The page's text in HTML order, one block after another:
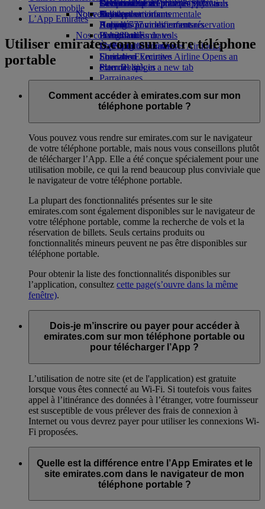
Boissons
Notre flotte
Boeing 777
L’A380 d’Emirates
L’A350 d’Emirates
Emirates Executive
Plan des sièges
Divertissements pour les enfants
Jouets pour enfants
Activités pour les enfants
La durabilité en pratique
Politique environnementale
Rapports environnementaux
Nos communautés
La Fondation Emirates AirlineLa
Fondation Emirates Airline Opens an
external link in a new tab
Parrainages
Genève-Dubai
Nouvelles destinations
Helsinki
Hangzhou
Da Nang
Shenzhen
Siem Reap
Se connecter à Emirates Skywards
Skywards+
Téléphone portable et l'application
Emirates
Annuler ou modifier une réservation
Perturbations de vols
À propos d’Emirates
Version mobile
L’App Emirates
Utiliser emirates.com sur votre téléphone
portable
Comment accéder à emirates.com sur mon
téléphone portable ?
Vous pouvez vous rendre sur emirates.com sur le navigateur
de votre téléphone portable, mais nous vous conseillons plutôt
de télécharger l’App. Elle a été conçue spécialement pour une
utilisation mobile, ce qui la rend beaucoup plus conviviale que
le navigateur de votre téléphone portable.
La plupart des fonctionnalités présentes sur le site
emirates.com sont également disponibles sur le navigateur de
votre téléphone portable, comme la recherche de vols et la
réservation de billets. Seuls certains produits ou
fonctionnalités mineurs peuvent ne pas être disponibles sur
téléphone portable.
Pour obtenir la liste des fonctionnalités disponibles sur
l’application, consultez cette page(s’ouvre dans la même
fenêtre).
Dois-je m’inscrire ou payer pour accéder à
emirates.com sur mon téléphone portable ou
pour télécharger l’App ?
L’utilisation de notre site (et de l'application) est gratuite
lorsque vous êtes connecté au Wi-Fi. Si toutefois vous faites
appel à l’itinérance des données à l’étranger, votre fournisseur
est susceptible de vous prélever des frais de connexion à
Internet ou vous devrez payer pour utiliser les connexions Wi-
Fi proposées.
Quelle est la différence entre l’App Emirates et le
site emirates.com dans le navigateur de mon
téléphone portable ?